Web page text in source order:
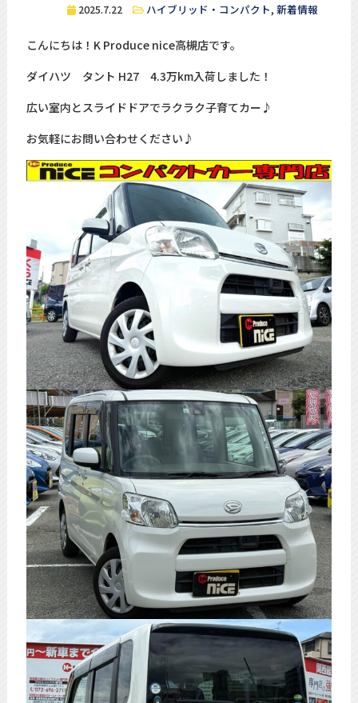
2025.7.22 ハイブリッド・コンパクト,新着情報
こんにちは！K Produce nice高槻店です。
ダイハツ タント H27 4.3万km入荷しました！
広い室内とスライドドアでラクラク子育てカー♪
お気軽にお問い合わせください♪